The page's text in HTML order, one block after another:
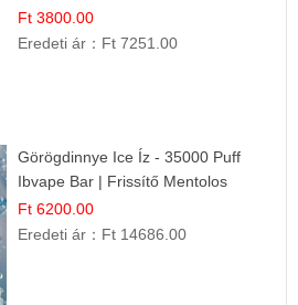
Gyümölcs Íz
Ft 3800.00
Eredeti ár： Ft 7251.00
Görögdinnye Ice Íz - 35000 Puff
Ibvape Bar | Frissítő Mentolos
Élmény!
Ft 6200.00
Eredeti ár： Ft 14686.00